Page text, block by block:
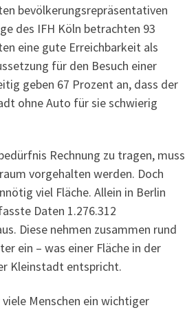
bevölkerungsrepräsentativen
des IFH Köln betrachten 93
eine gute Erreichbarkeit als
für den Besuch einer
geben 67 Prozent an, dass der
ohne Auto für sie schwierig
Rechnung zu tragen, muss
vorgehalten werden. Doch
viel Fläche. Allein in Berlin
Daten 1.276.312
Diese nehmen zusammen rund
ein – was einer Fläche in der
Kleinstadt entspricht.
Menschen ein wichtiger